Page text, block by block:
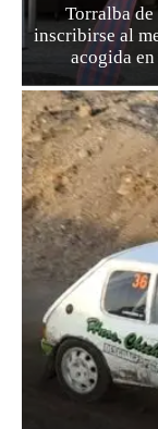
Torralba
inscribirse al
acogida